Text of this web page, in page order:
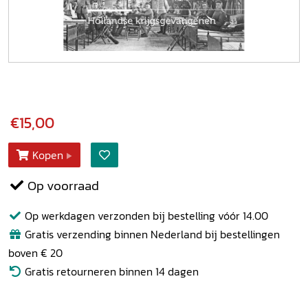
€15,00
Kopen
Op voorraad
Op werkdagen verzonden bij bestelling vóór 14.00
Gratis verzending binnen Nederland bij bestellingen
boven € 20
Gratis retourneren binnen 14 dagen